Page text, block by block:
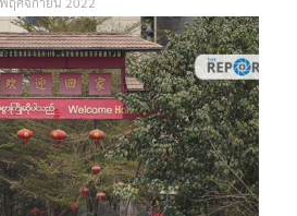
บเพียง 1.4 %
ฤศจิกายน 2022